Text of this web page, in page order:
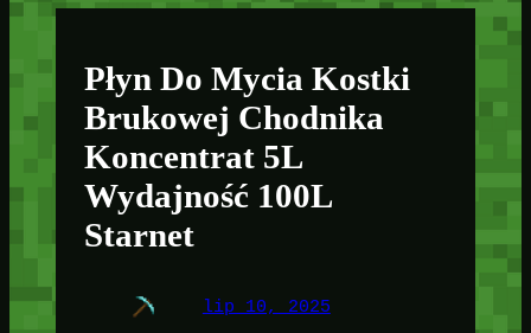
Płyn Do Mycia Kostki
Brukowej Chodnika
Koncentrat 5L
Wydajność 100L
Starnet
lip 10, 2025